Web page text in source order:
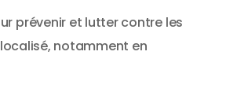
prévenir et lutter contre les
notamment en